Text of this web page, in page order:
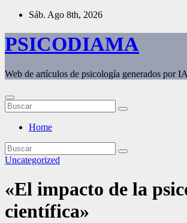
Saltar
contenido
Sáb. Ago 8th, 2026
PSICODIAMA
Web de artículos de psicología generados por IA
Home
Uncategorized
«El impacto de la
científica»